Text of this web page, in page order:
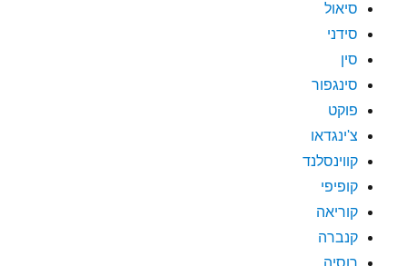
סיאול
סידני
סין
סינגפור
פוקט
צ'ינגדאו
קווינסלנד
קופיפי
קוריאה
קנברה
רוסיה